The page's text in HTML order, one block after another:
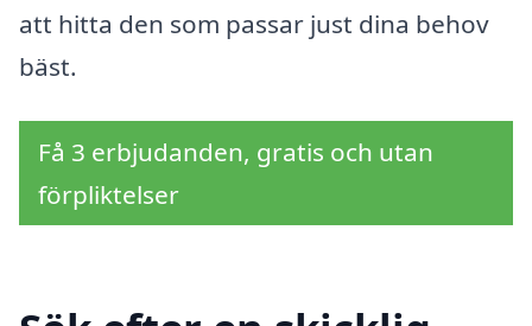
att hitta den som passar just dina behov
bäst.
Få 3 erbjudanden, gratis och utan
förpliktelser